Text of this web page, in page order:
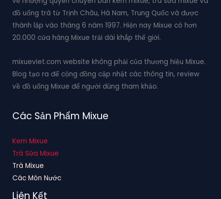
đồ uống trà từ Trịnh Châu, Hà Nam, Trung Quốc và được
thành lập vào tháng 6 năm 1997. Hiện nay Mixue có hơn
20.000 cửa hàng Mixue trải dài khắp thế giới.
mixueviet.com website không phải của thương hiệu Mixue.
Blog tạo ra để cộng đồng cập nhật các thông tin, review
về đồ uống Mixue để người dùng tham khảo.
Các Sản Phẩm Mixue
Kem Mixue
Trà Sữa Mixue
Trà Mixue
Các Món Nước
Liên Kết